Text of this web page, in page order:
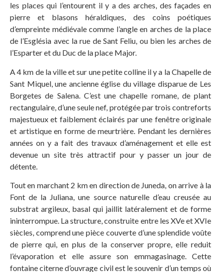
les places qui l’entourent il y a des arches, des façades en
pierre et blasons héraldiques, des coins poétiques
d’empreinte médiévale comme l’angle en arches de la place
de l’Església avec la rue de Sant Feliu, ou bien les arches de
l’Esparter et du Duc de la place Major.
A 4 km de la ville et sur une petite colline il y a la Chapelle de
Sant Miquel, une ancienne église du village disparue de Les
Borgetes de Salena. C’est une chapelle romane, de plant
rectangulaire, d’une seule nef, protégée par trois contreforts
majestueux et faiblement éclairés par une fenêtre originale
et artistique en forme de meurtrière. Pendant les dernières
années on y a fait des travaux d’aménagement et elle est
devenue un site très attractif pour y passer un jour de
détente.
Tout en marchant 2 km en direction de Juneda, on arrive à la
Font de la Juliana, une source naturelle d’eau creusée au
substrat argileux, basal qui jaillit latéralement et de forme
ininterrompue. La structure, construite entre les XVe et XVIe
siècles, comprend une pièce couverte d’une splendide voûte
de pierre qui, en plus de la conserver propre, elle reduit
l’évaporation et elle assure son emmagasinage. Cette
fontaine citerne d’ouvrage civil est le souvenir d’un temps où